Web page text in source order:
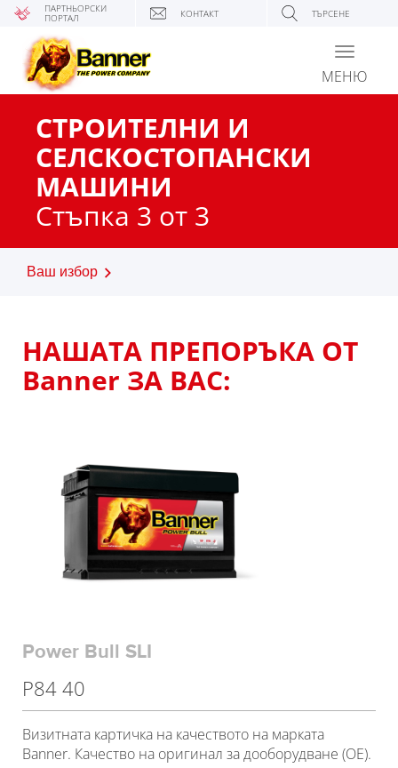
ПАРТНЬОРСКИ
ПОРТАЛ КОНТАКТ ТЪРСЕНЕ
Toggle
МЕНЮ
СТРОИТЕЛНИ И
СЕЛСКОСТОПАНСКИ
МАШИНИ
Стъпка 3 от 3
Ваш избор
НАШАТА ПРЕПОРЪКА ОТ
Banner ЗА ВАС:
Power Bull SLI
P84 40
Визитната картичка на качеството на марката
Banner. Качество на оригинал за дооборудване (OE).